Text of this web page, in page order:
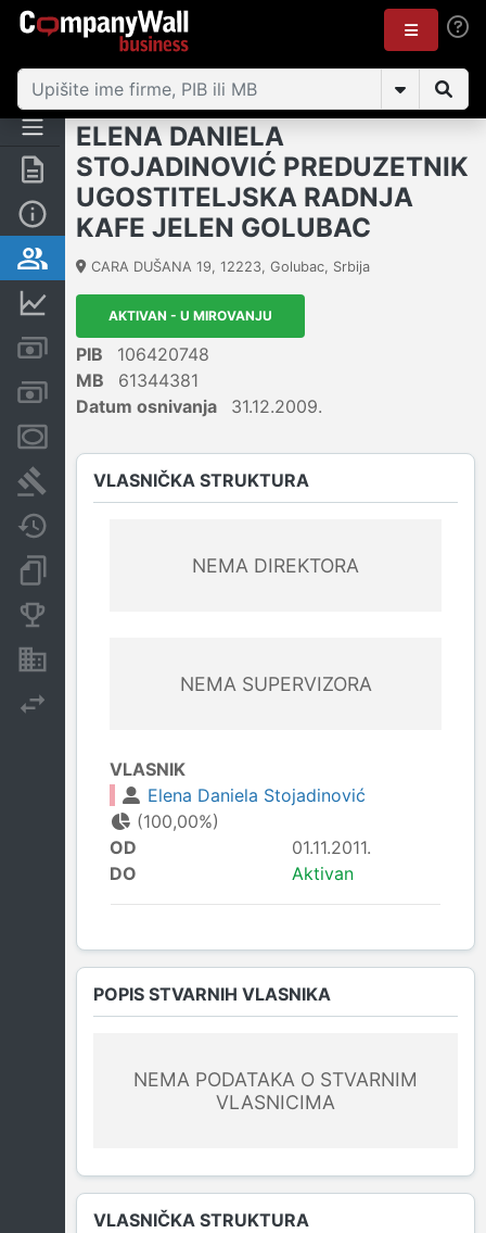
Rezime
Osnovni podaci
Vlasnička struktura
Finansijski podaci
Kreditni limit kompanije
Računi i blokade
Sudski sporovi
Dokumenti i objave
ELENA DANIELA
STOJADINOVIĆ PREDUZETNIK
UGOSTITELJSKA RADNJA
KAFE JELEN GOLUBAC
CARA DUŠANA 19, 12223, Golubac, Srbija
AKTIVAN - U MIROVANJU
PIB
106420748
MB
61344381
Datum osnivanja
31.12.2009.
VLASNIČKA STRUKTURA
NEMA DIREKTORA
NEMA SUPERVIZORA
VLASNIK
Elena Daniela Stojadinović
(100,00%)
OD
01.11.2011.
DO
Aktivan
POPIS STVARNIH VLASNIKA
NEMA PODATAKA O STVARNIM
VLASNICIMA
VLASNIČKA STRUKTURA